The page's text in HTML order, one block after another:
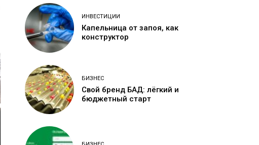
ИНВЕСТИЦИИ
Капельница от запоя, как
конструктор
БИЗНЕС
Свой бренд БАД: лёгкий и
бюджетный старт